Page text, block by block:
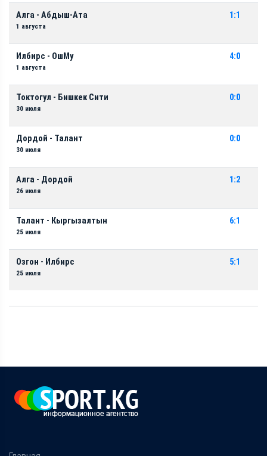
Алга - Абдыш-Ата
1 августа
1:1
Илбирс - ОшМу
1 августа
4:0
Токтогул - Бишкек Сити
30 июля
0:0
Дордой - Талант
30 июля
0:0
Алга - Дордой
26 июля
1:2
Талант - Кыргызалтын
25 июля
6:1
Озгон - Илбирс
25 июля
5:1